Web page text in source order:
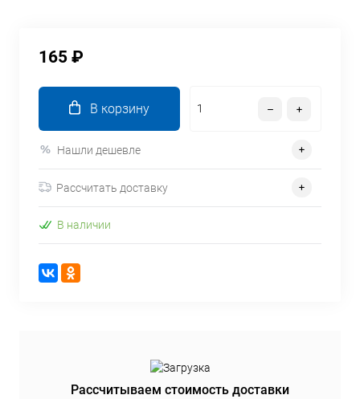
165 ₽
В корзину
Нашли дешевле
Рассчитать доставку
В наличии
Рассчитываем стоимость доставки